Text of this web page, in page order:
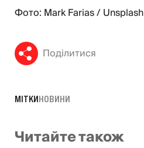
Фото: Mark Farias / Unsplash
Поділитися
МІТКИНОВИНИ
Читайте також